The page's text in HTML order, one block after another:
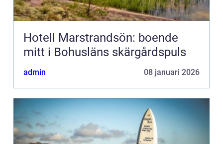
Hotell Marstrandsön: boende
mitt i Bohusläns skärgårdspuls
admin 08 januari 2026